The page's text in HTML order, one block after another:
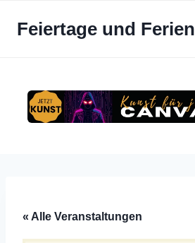
InhaltFeiertage und Ferien
« Alle Veranstaltungen